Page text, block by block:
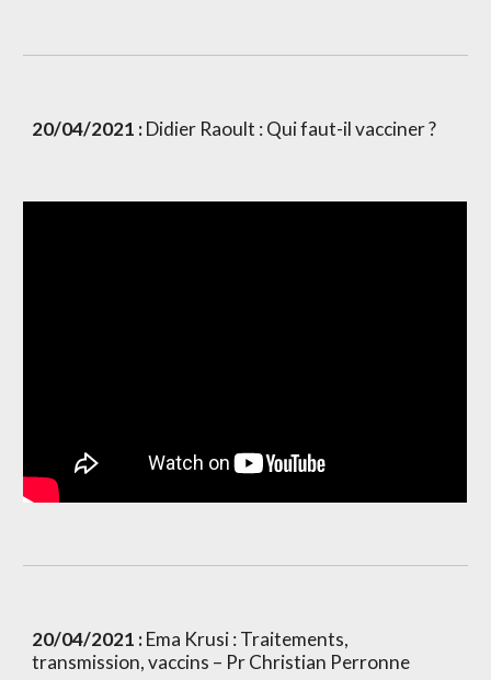
20/04/2021 : Didier Raoult : Qui faut-il vacciner ?
20/04/2021 : Ema Krusi : Traitements,
transmission, vaccins – Pr Christian Perronne